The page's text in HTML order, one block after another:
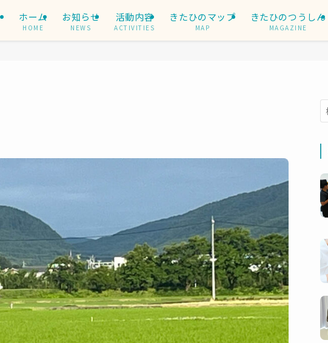
ホーム
HOME
お知らせ
NEWS
活動内容
ACTIVITIES
きたひのマップ
MAP
きたひのつうしん
MAGAZINE